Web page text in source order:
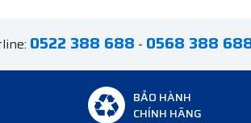
0522 388 688 - 0568 388
BẢO HÀNH
CHÍNH HÃNG